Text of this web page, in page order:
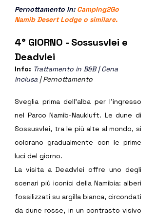
Pernottamento in: Camping2Go
Namib Desert Lodge o similare.
4° GIORNO - Sossusvlei e
Deadvlei
Info: Trattamento in B&B | Cena
inclusa | Pernottamento
Sveglia prima dell’alba per l’ingresso
nel Parco Namib-Naukluft. Le dune di
Sossusvlei, tra le più alte al mondo, si
colorano gradualmente con le prime
luci del giorno.
La visita a Deadvlei offre uno degli
scenari più iconici della Namibia: alberi
fossilizzati su argilla bianca, circondati
da dune rosse, in un contrasto visivo